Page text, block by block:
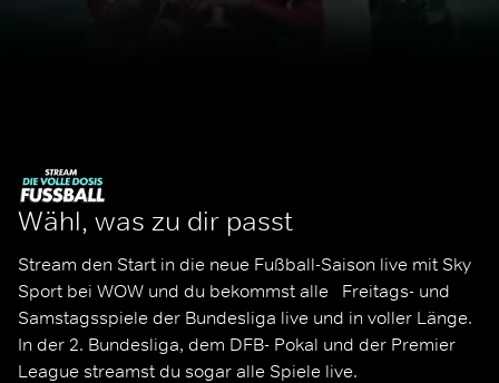
Wähl, was zu dir passt
Stream den Start in die neue Fußball-Saison live mit Sky
Sport bei WOW und du bekommst alle   Freitags- und
Samstagsspiele der Bundesliga live und in voller Länge.
In der 2. Bundesliga, dem DFB- Pokal und der Premier
League streamst du sogar alle Spiele live.